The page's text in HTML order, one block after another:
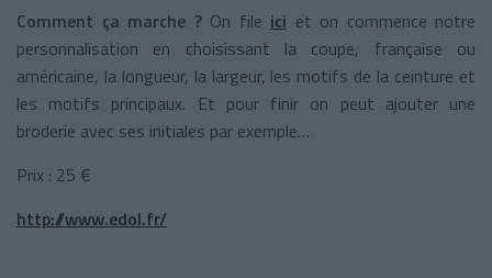
Comment ça marche ?On file ici et on commence notre
personnalisation en choisissant la coupe, française ou
américaine, la longueur, la largeur, les motifs de la ceinture et
les motifs principaux. Et pour finir on peut ajouter une
broderie avec ses initiales par exemple…
Prix : 25 €
http://www.edol.fr/